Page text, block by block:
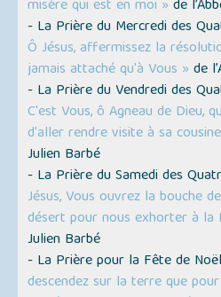
misère qui est en moi » de
- La Prière du Mercredi des
Ô Jésus, affermissez la
jamais attaché qu'à Vous » de
- La Prière du Vendredi des
C'est Vous, ô Agneau de Dieu,
d'aller rendre visite à sa
Julien Barbé
- La Prière du Samedi des
Jésus, Vous ouvrez la bouche
désert pour nous exhorter à la
Julien Barbé
- La Prière pour la Fête de Noël
descendez sur la terre que